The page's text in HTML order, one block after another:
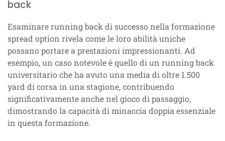
back
Esaminare running back di successo nella formazione
spread option rivela come le loro abilità uniche
possano portare a prestazioni impressionanti. Ad
esempio, un caso notevole è quello di un running back
universitario che ha avuto una media di oltre 1.500
yard di corsa in una stagione, contribuendo
significativamente anche nel gioco di passaggio,
dimostrando la capacità di minaccia doppia essenziale
in questa formazione.